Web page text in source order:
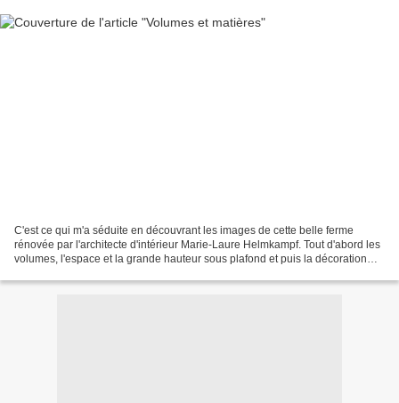
C'est ce qui m'a séduite en découvrant les images de cette belle ferme
rénovée par l'architecte d'intérieur Marie-Laure Helmkampf. Tout d'abord les
volumes, l'espace et la grande hauteur sous plafond et puis la décoration